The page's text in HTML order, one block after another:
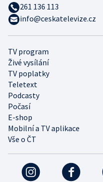
TV program
Živé vysílání
TV poplatky
Teletext
Podcasty
Počasí
E-shop
Mobilní a TV aplikace
Vše o ČT
261 136 113
info@ceskatelevize.cz